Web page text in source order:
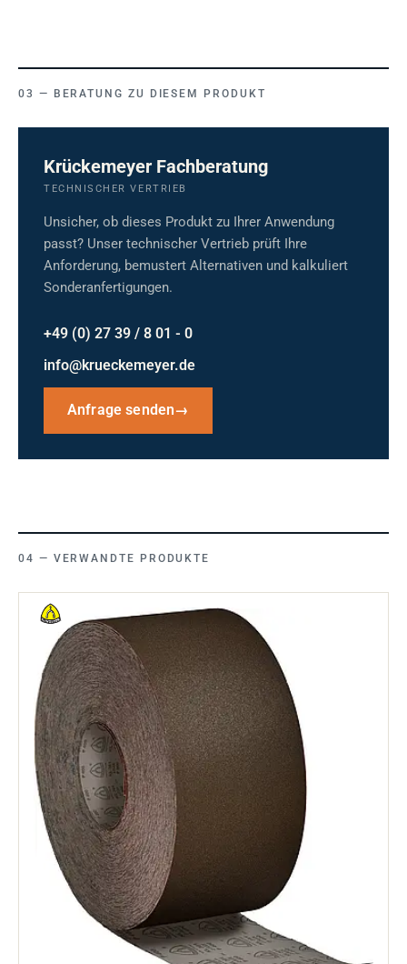
BERATUNG ZU DIESEM PRODUKT
Krückemeyer Fachberatung
TECHNISCHER VERTRIEB
Unsicher, ob dieses Produkt zu Ihrer Anwendung
passt? Unser technischer Vertrieb prüft Ihre
Anforderung, bemustert Alternativen und kalkuliert
Sonderanfertigungen.
+49 (0) 27 39 / 8 01 - 0
info@krueckemeyer.de
Anfrage senden→
VERWANDTE PRODUKTE